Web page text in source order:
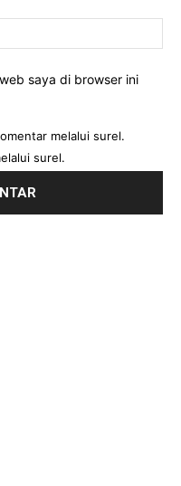
saya di browser ini
melalui surel.
surel.